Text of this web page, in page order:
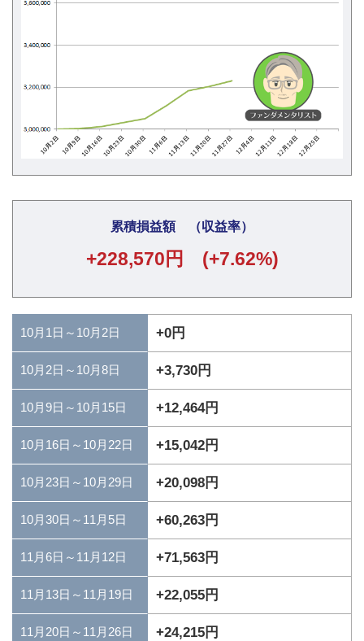
累積損益額 （収益率）
+228,570円 (+7.62%)
10月1日～10月2日 +0円
10月2日～10月8日 +3,730円
10月9日～10月15日 +12,464円
10月16日～10月22日 +15,042円
10月23日～10月29日 +20,098円
10月30日～11月5日 +60,263円
11月6日～11月12日 +71,563円
11月13日～11月19日 +22,055円
11月20日～11月26日 +24,215円